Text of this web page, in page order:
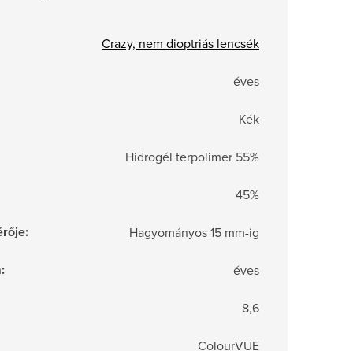
Crazy, nem dioptriás lencsék
éves
Kék
Hidrogél terpolimer 55%
45%
: Hagyományos 15 mm-ig
: éves
8,6
ColourVUE